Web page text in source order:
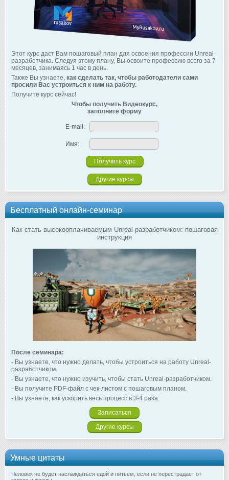
Этот курс даст Вам пошаговый план для освоения профессии Unreal-
разработчика. Следуя этому плану, Вы освоите профессию всего за 7
месяцев, занимаясь 1 час в день.
Также Вы узнаете, как сделать так, чтобы работодатели сами
просили Вас устроиться к ним на работу.
Получите курс сейчас!
Чтобы получить Видеокурс,
заполните форму
E-mail:
Имя:
Другие курсы
Бесплатный онлайн-семинар
Как стать высокооплачиваемым Unreal-разработчиком: пошаговая
инструкция
После семинара:
- Вы узнаете, что нужно делать, чтобы устроиться на работу Unreal-
разработчиком.
- Вы узнаете, что нужно изучить, чтобы стать Unreal-разработчиком.
- Вы получите PDF-файл с чек-листом с пошаговым планом.
- Вы узнаете, как ускорить весь процесс в 3-4 раза.
Записаться
Другие курсы
Умные цитаты
Человек не будет наслаждаться едой и питьем, если не перестрадает от